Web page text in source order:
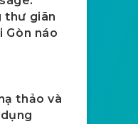
thư giãn
Gòn náo
thảo và